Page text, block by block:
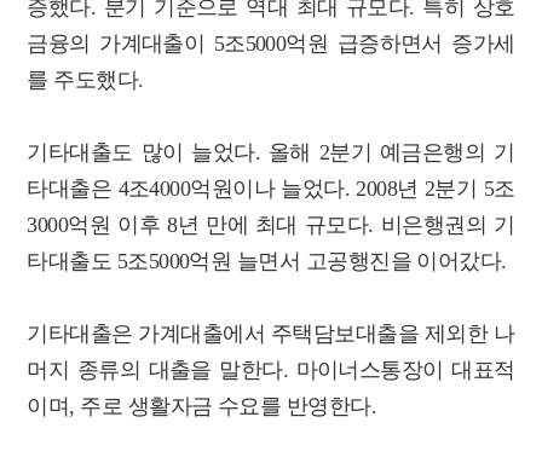
증했다. 분기 기준으로 역대 최대 규모다. 특히 상호
금융의 가계대출이 5조5000억원 급증하면서 증가세
를 주도했다.
기타대출도 많이 늘었다. 올해 2분기 예금은행의 기
타대출은 4조4000억원이나 늘었다. 2008년 2분기 5조
3000억원 이후 8년 만에 최대 규모다. 비은행권의 기
타대출도 5조5000억원 늘면서 고공행진을 이어갔다.
기타대출은 가계대출에서 주택담보대출을 제외한 나
머지 종류의 대출을 말한다. 마이너스통장이 대표적
이며, 주로 생활자금 수요를 반영한다.